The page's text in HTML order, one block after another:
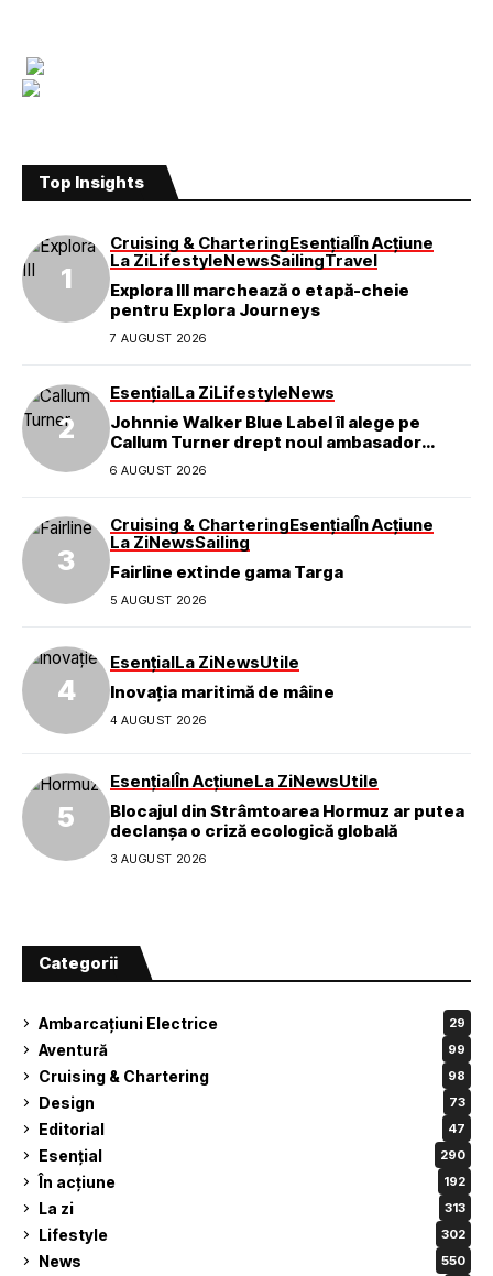
Top Insights
Cruising & CharteringEsențialÎn Acțiune
La ZiLifestyleNewsSailingTravel
Explora III marchează o etapă-cheie
pentru Explora Journeys
7 AUGUST 2026
EsențialLa ZiLifestyleNews
Johnnie Walker Blue Label îl alege pe
Callum Turner drept noul ambasador
global al mărcii
6 AUGUST 2026
Cruising & CharteringEsențialÎn Acțiune
La ZiNewsSailing
Fairline extinde gama Targa
5 AUGUST 2026
EsențialLa ZiNewsUtile
Inovația maritimă de mâine
4 AUGUST 2026
EsențialÎn AcțiuneLa ZiNewsUtile
Blocajul din Strâmtoarea Hormuz ar putea
declanșa o criză ecologică globală
3 AUGUST 2026
Categorii
Ambarcațiuni Electrice 29
Aventură 99
Cruising & Chartering 98
Design 73
Editorial 47
Esențial 290
În acțiune 192
La zi 313
Lifestyle 302
News 550